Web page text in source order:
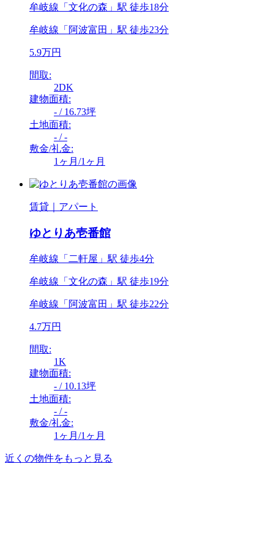
牟岐線「文化の森」駅 徒歩18分
牟岐線「阿波富田」駅 徒歩23分
5.9万円
間取:
2DK
建物面積:
- / 16.73坪
土地面積:
- / -
敷金/礼金:
1ヶ月/1ヶ月
賃貸｜アパート
ゆとりあ壱番館
牟岐線「二軒屋」駅 徒歩4分
牟岐線「文化の森」駅 徒歩19分
牟岐線「阿波富田」駅 徒歩22分
4.7万円
間取:
1K
建物面積:
- / 10.13坪
土地面積:
- / -
敷金/礼金:
1ヶ月/1ヶ月
近くの物件をもっと見る